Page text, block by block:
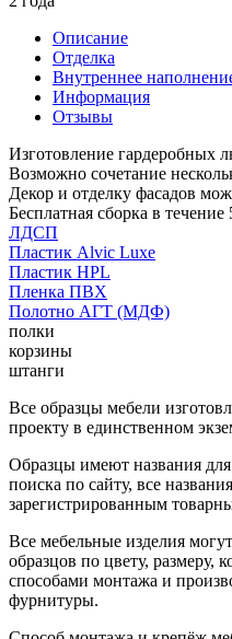
Описание
Отделка
Внутреннее
Информация
Отзывы
Изготовление гардеробных
Возможно сочетание
Декор и отделку фасадов
Бесплатная сборка в
ЛДСП
Пластик Alvic Luxe
Пластик HPL
Пленка ПВХ
Полотно АГТ (МДФ)
полки
корзины
штанги
Все образцы мебели
проекту в единственном
Образцы имеют названия
поиска по сайту, все
зарегистрированным
Все мебельные изделия
образцов по цвету, размеру,
способами монтажа и
фурнитуры.